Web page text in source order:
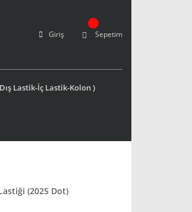
Giriş Sepetim
Lastik-İç Lastik-Kolon )
(2025 Dot)